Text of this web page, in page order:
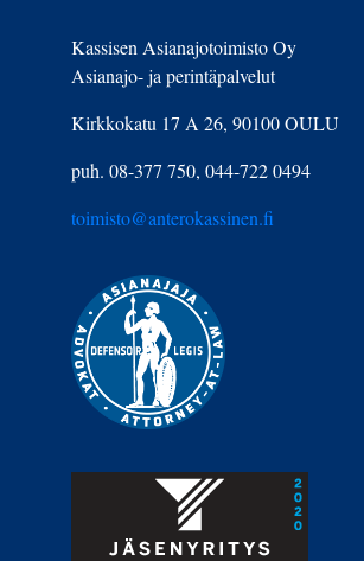
Kassisen Asianajotoimisto Oy
Asianajo- ja perintäpalvelut
Kirkkokatu 17 A 26, 90100 OULU
puh. 08-377 750, 044-722 0494
toimisto@anterokassinen.fi